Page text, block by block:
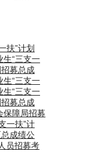
扶”计划
生“三支一
募总成
生“三支一
生“三支一
募总成
保障局招募
一扶”计
成绩公
员招募考